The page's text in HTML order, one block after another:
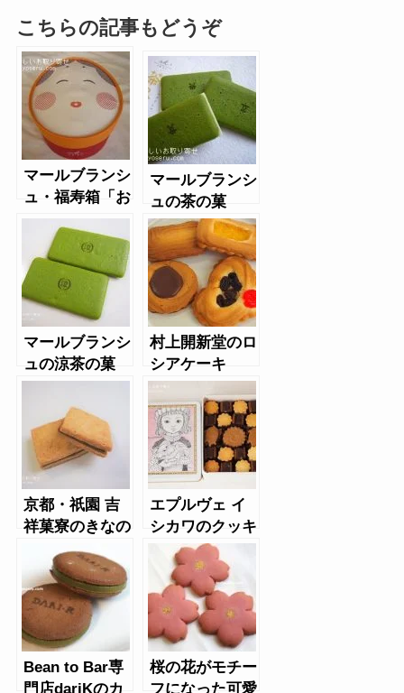
こちらの記事もどうぞ
マールブランシ
ュ・福寿箱「お
多福」パッケー
マールブランシ
ュの茶の菓
マールブランシ
ュの涼茶の菓
村上開新堂のロ
シアケーキ
京都・祇園 吉
祥菓寮のきなの
宮サンド
エプルヴェ イ
シカワのクッキ
ーサンド・スペ
キュロス缶(ス
ゥールエネェ
Ⅱ) 4種
Bean to Bar専
門店dariKのカ
桜の花がモチー
フになった可愛